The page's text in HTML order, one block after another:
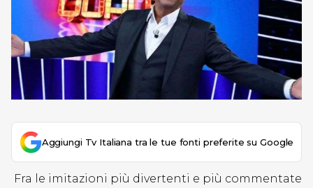
Aggiungi Tv Italiana tra le tue fonti preferite su Google
Fra le imitazioni più divertenti e più commentate